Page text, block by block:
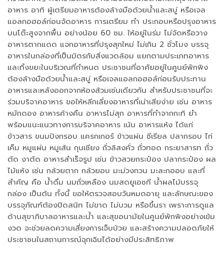
อาหาร อาทิ ผู้เตรียมอาหารต้องล้างมือด้วยน้ำและสบู่ หรือเจล
แอลกอฮอล์ก่อนจัดอาหาร การเตรียม ทำ ประกอบหรือปรุงอาหาร
บนโต๊ะสูงจากพื้น อย่างน้อย 60 ซม. ให้อยู่ในร่ม ไม่จัดหรือวาง
อาหารตากแดด แจกอาหารที่ปรุงสุกใหม่ ไม่เกิน 2 ชั่วโมง บรรจุ
อาหารในกล่องที่เป็นมิตรกับสิ่งแวดล้อม แยกตามประเภทอาหาร
และทิ้งขยะในบริเวณที่กำหนด ประชาชนที่อาศัยอยู่ในศูนย์พักพิง
ต้องล้างมือด้วยน้ำและสบู่ หรือเจลแอลกอฮอล์ก่อนรับประทาน
อาหารและหลังออกจากห้องส้วมเช่นเดียวกัน สำหรับประชาชนที่จะ
ร่วมบริจาคอาหาร ขอให้หลีกเลี่ยงอาหารที่เน่าเสียง่าย เช่น อาหาร
หมักดอง อาหารค้างคืน อาหารไม่สุก อาหารที่ทำจากกะทิ ยำ
พร้อมแนะแนวทางการบริจาคอาหาร เน้น อาหารแห้ง ได้แก่
ข้าวสาร ขนมปังกรอบ แครกเกอร์ ข้าวแผ่น ซีเรียล ปลากรอบ ไก่
เค็ม หมูแผ่น หมูเส้น กุนเชียง ถั่วลิสงคั่ว ถั่วทอด กระยาสารท ถั่ว
ตัด งาตัด อาหารสำเร็จรูป เช่น ข้าวสวยกระป๋อง ปลากระป๋อง ผล
ไม้แห้ง เช่น กล้วยตาก กล้วยอบ มะม่วงกวน มะละกออบ และที่
สำคัญ คือ น้ำดื่ม นมถั่วเหลือง นมสดยูเอชที น้ำผลไม้บรรจุ
กล่อง เป็นต้น ทั้งนี้ ขอให้ตรวจสอบวันหมดอายุ และลักษณะของ
บรรจุภัณฑ์ต้องปิดสนิท ไม่ขาด ไม่บวม หรือขึ้นรา เพราะการดูแล
ด้านสุขาภิบาลอาหารและน้ำ และสุขอนามัยในศูนย์พักพิงอย่างเข้ม
งวด จะช่วยลดความเสี่ยงการเจ็บป่วย และสร้างความปลอดภัยให้
ประชาชนในสถานการณ์ฉุกเฉินได้อย่างมีประสิทธิภาพ